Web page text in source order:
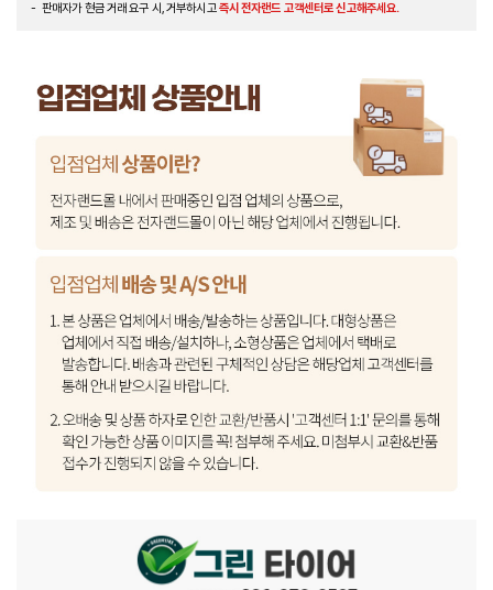
판매자가 현금 거래 요구 시, 거부하시고즉시 전자랜드 고객센터로 신고해주세요.